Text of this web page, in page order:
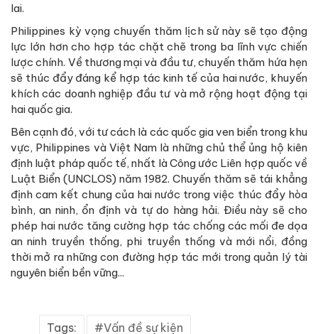
lai.
Philippines kỳ vọng chuyến thăm lịch sử này sẽ tạo động
lực lớn hơn cho hợp tác chặt chẽ trong ba lĩnh vực chiến
lược chính. Về thương mại và đầu tư, chuyến thăm hứa hẹn
sẽ thúc đẩy đáng kể hợp tác kinh tế của hai nước, khuyến
khích các doanh nghiệp đầu tư và mở rộng hoạt động tại
hai quốc gia.
Bên cạnh đó, với tư cách là các quốc gia ven biển trong khu
vực, Philippines và Việt Nam là những chủ thể ủng hộ kiên
định luật pháp quốc tế, nhất là Công ước Liên hợp quốc về
Luật Biển (UNCLOS) năm 1982. Chuyến thăm sẽ tái khẳng
định cam kết chung của hai nước trong việc thúc đẩy hòa
bình, an ninh, ổn định và tự do hàng hải. Điều này sẽ cho
phép hai nước tăng cường hợp tác chống các mối đe dọa
an ninh truyền thống, phi truyền thống và mới nổi, đồng
thời mở ra những con đường hợp tác mới trong quản lý tài
nguyên biển bền vững...
Tags: Vấn đề sự kiện